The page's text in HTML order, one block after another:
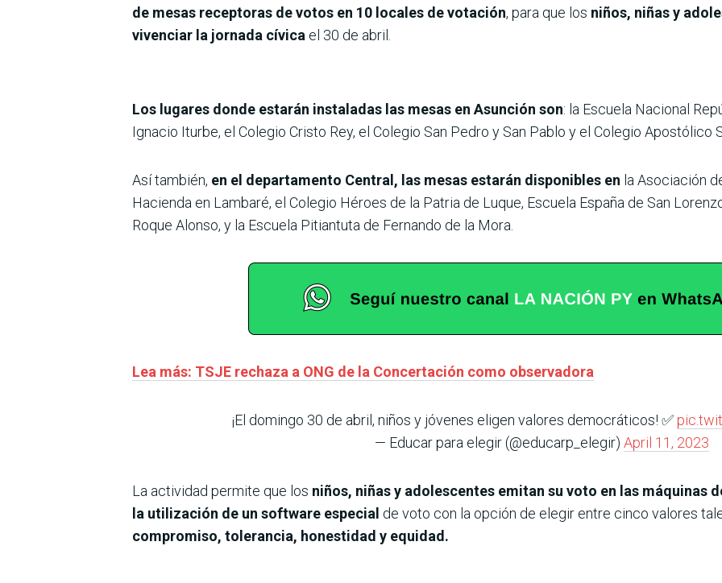
de mesas receptoras de votos en 10 locales de votación, para que los niños, niñas y
vivenciar la jornada cívica el 30 de abril.
Los lugares donde estarán instaladas las mesas en Asunción son: la Escuela Nacional
Ignacio Iturbe, el Colegio Cristo Rey, el Colegio San Pedro y San Pablo y el Colegio Apostólico
Así también, en el departamento Central, las mesas estarán disponibles en la Asociación
Hacienda en Lambaré, el Colegio Héroes de la Patria de Luque, Escuela España de San
Roque Alonso, y la Escuela Pitiantuta de Fernando de la Mora.
Lea más: TSJE rechaza a ONG de la Concertación como observadora
¡El domingo 30 de abril, niños y jóvenes eligen valores democráticos! ✅
— Educar para elegir (@educarp_elegir) April 11, 2023
La actividad permite que los niños, niñas y adolescentes emitan su voto en las máquinas
la utilización de un software especial de voto con la opción de elegir entre cinco valores
compromiso, tolerancia, honestidad y equidad.